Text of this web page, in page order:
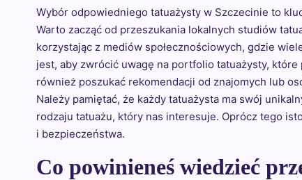
Wybór odpowiedniego tatuażysty w Szczecinie to
Warto zacząć od przeszukania lokalnych studiów
korzystając z mediów społecznościowych, gdzie
jest, aby zwrócić uwagę na portfolio tatuażysty,
również poszukać rekomendacji od znajomych lub
Należy pamiętać, że każdy tatuażysta ma swój
rodzaju tatuażu, który nas interesuje. Oprócz tego
i bezpieczeństwa.
Co powinieneś wiedzieć